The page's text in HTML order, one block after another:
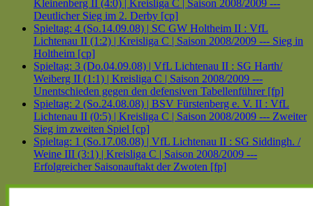
Kleinenberg II (4:0) | Kreisliga C | Saison 2008/2009 ---
Deutlicher Sieg im 2. Derby [cp]
Spieltag: 4 (So.14.09.08) | SC GW Holtheim II : VfL
Lichtenau II (1:2) | Kreisliga C | Saison 2008/2009 --- Sieg in
Holtheim [cp]
Spieltag: 3 (Do.04.09.08) | VfL Lichtenau II : SG Harth/
Weiberg II (1:1) | Kreisliga C | Saison 2008/2009 ---
Unentschieden gegen den defensiven Tabellenführer [fp]
Spieltag: 2 (So.24.08.08) | BSV Fürstenberg e. V. II : VfL
Lichtenau II (0:5) | Kreisliga C | Saison 2008/2009 --- Zweiter
Sieg im zweiten Spiel [cp]
Spieltag: 1 (So.17.08.08) | VfL Lichtenau II : SG Siddingh. /
Weine III (3:1) | Kreisliga C | Saison 2008/2009 ---
Erfolgreicher Saisonauftakt der Zwoten [fp]
Haupt-